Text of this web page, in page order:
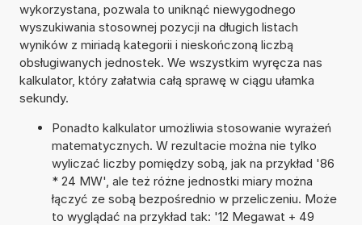
wykorzystana, pozwala to uniknąć niewygodnego
wyszukiwania stosownej pozycji na długich listach
wyników z miriadą kategorii i nieskończoną liczbą
obsługiwanych jednostek. We wszystkim wyręcza nas
kalkulator, który załatwia całą sprawę w ciągu ułamka
sekundy.
Ponadto kalkulator umożliwia stosowanie wyrażeń
matematycznych. W rezultacie można nie tylko
wyliczać liczby pomiędzy sobą, jak na przykład '86
* 24 MW', ale też różne jednostki miary można
łączyć ze sobą bezpośrednio w przeliczeniu. Może
to wyglądać na przykład tak: '12 Megawat + 49